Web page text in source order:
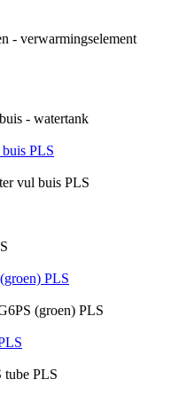
- verwarmingselement
- watertank
vul buis PLS
(groen) PLS
tube PLS